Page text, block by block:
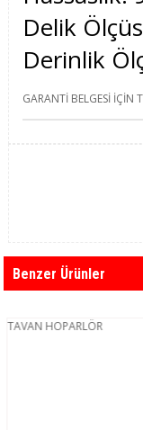
Delik
Derinlik
GARANTİ BELGESİ İÇİN
Benzer Ürünler
TAVAN HOPARLÖR